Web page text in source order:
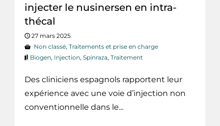
injecter le nusinersen en intra-
thécal
27 mars 2025
Non classé, Traitements et prise en charge
Biogen, Injection, Spinraza, Traitement
Des cliniciens espagnols rapportent leur
expérience avec une voie d’injection non
conventionnelle dans le...